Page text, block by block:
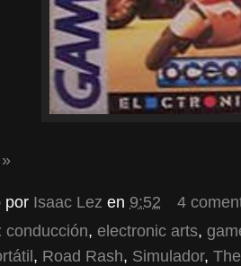
por Isaac Lez en 9:52
4
conducción, electronic arts,
, Road Rash, Simulador,